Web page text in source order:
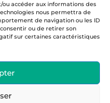
accéder aux informations des
nous permettra de
de navigation ou les ID
ou de retirer son
sur certaines caractéristiques
– 13014 Marseille